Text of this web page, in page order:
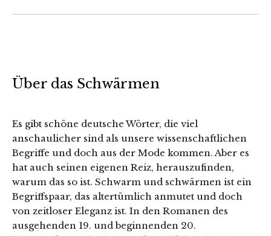
Über das Schwärmen
Es gibt schöne deutsche Wörter, die viel
anschaulicher sind als unsere wissenschaftlichen
Begriffe und doch aus der Mode kommen. Aber es
hat auch seinen eigenen Reiz, herauszufinden,
warum das so ist. Schwarm und schwärmen ist ein
Begriffspaar, das altertümlich anmutet und doch
von zeitloser Eleganz ist. In den Romanen des
ausgehenden 19. und beginnenden 20.